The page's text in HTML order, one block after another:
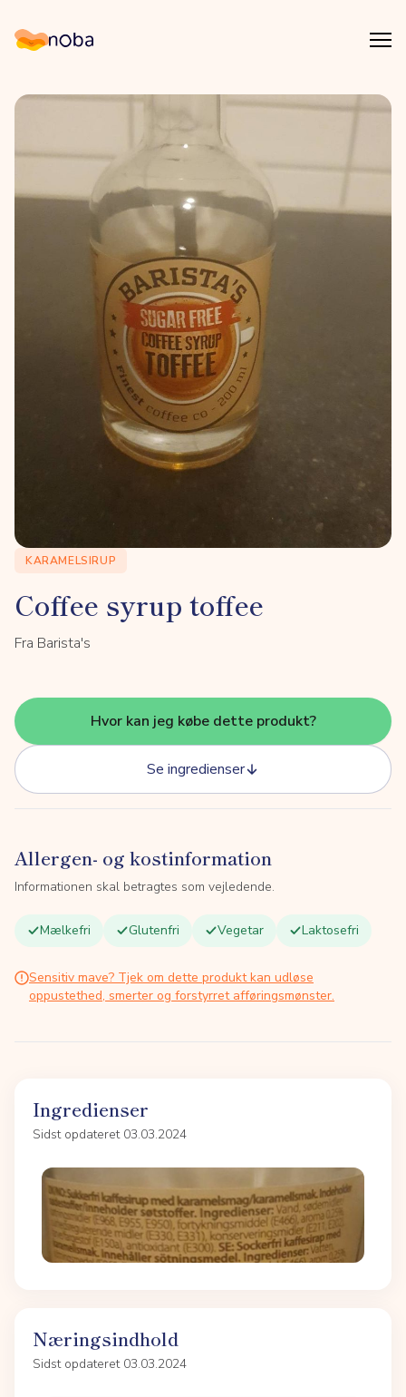
Noba
KARAMELSIRUP
Coffee syrup toffee
Fra Barista's
Hvor kan jeg købe dette produkt?
Se ingredienser
Allergen- og kostinformation
Informationen skal betragtes som vejledende.
Mælkefri Glutenfri Vegetar Laktosefri
Sensitiv mave? Tjek om dette produkt kan udløse
oppustethed, smerter og forstyrret afføringsmønster.
Ingredienser
Sidst opdateret 03.03.2024
Næringsindhold
Sidst opdateret 03.03.2024